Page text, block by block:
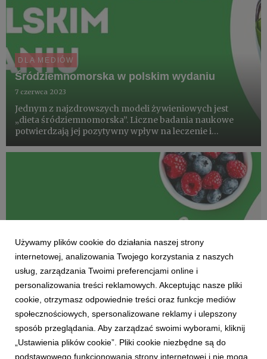
DLA MEDIÓW
Śródziemnomorska w polskim wydaniu
7 czerwca 2023
Jednym z najzdrowszych modeli żywieniowych jest
„dieta śródziemnomorska”. Liczne badania naukowe
potwierdzają jej pozytywny wpływ na leczenie i
naczyniowych. Jednak, aby doświadczyć jej zalet nie
DLA ZDROWIA I DLA URODY
Śródziemnomorska w polskim wydaniu
25 maja 2023
Używamy plików cookie do działania naszej strony
internetowej, analizowania Twojego korzystania z naszych
usług, zarządzania Twoimi preferencjami online i
personalizowania treści reklamowych. Akceptując nasze pliki
cookie, otrzymasz odpowiednie treści oraz funkcje mediów
społecznościowych, spersonalizowane reklamy i ulepszony
sposób przeglądania. Aby zarządzać swoimi wyborami, kliknij
„Ustawienia plików cookie”. Pliki cookie niezbędne są do
podstawowego funkcjonowania strony internetowej i nie mogą